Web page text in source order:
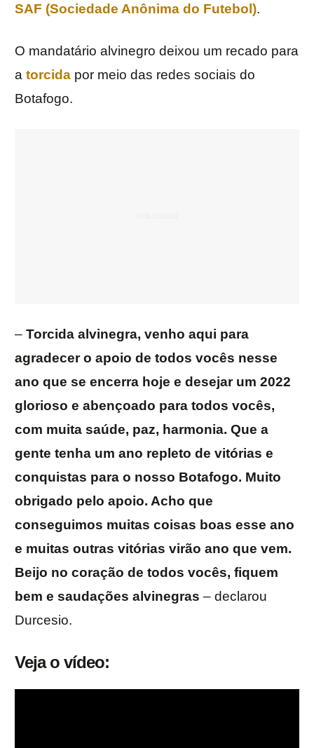
SAF (Sociedade Anônima do Futebol).
O mandatário alvinegro deixou um recado para
a torcida por meio das redes sociais do
Botafogo.
– Torcida alvinegra, venho aqui para
agradecer o apoio de todos vocês nesse
ano que se encerra hoje e desejar um 2022
glorioso e abençoado para todos vocês,
com muita saúde, paz, harmonia. Que a
gente tenha um ano repleto de vitórias e
conquistas para o nosso Botafogo. Muito
obrigado pelo apoio. Acho que
conseguimos muitas coisas boas esse ano
e muitas outras vitórias virão ano que vem.
Beijo no coração de todos vocês, fiquem
bem e saudações alvinegras – declarou
Durcesio.
Veja o vídeo: